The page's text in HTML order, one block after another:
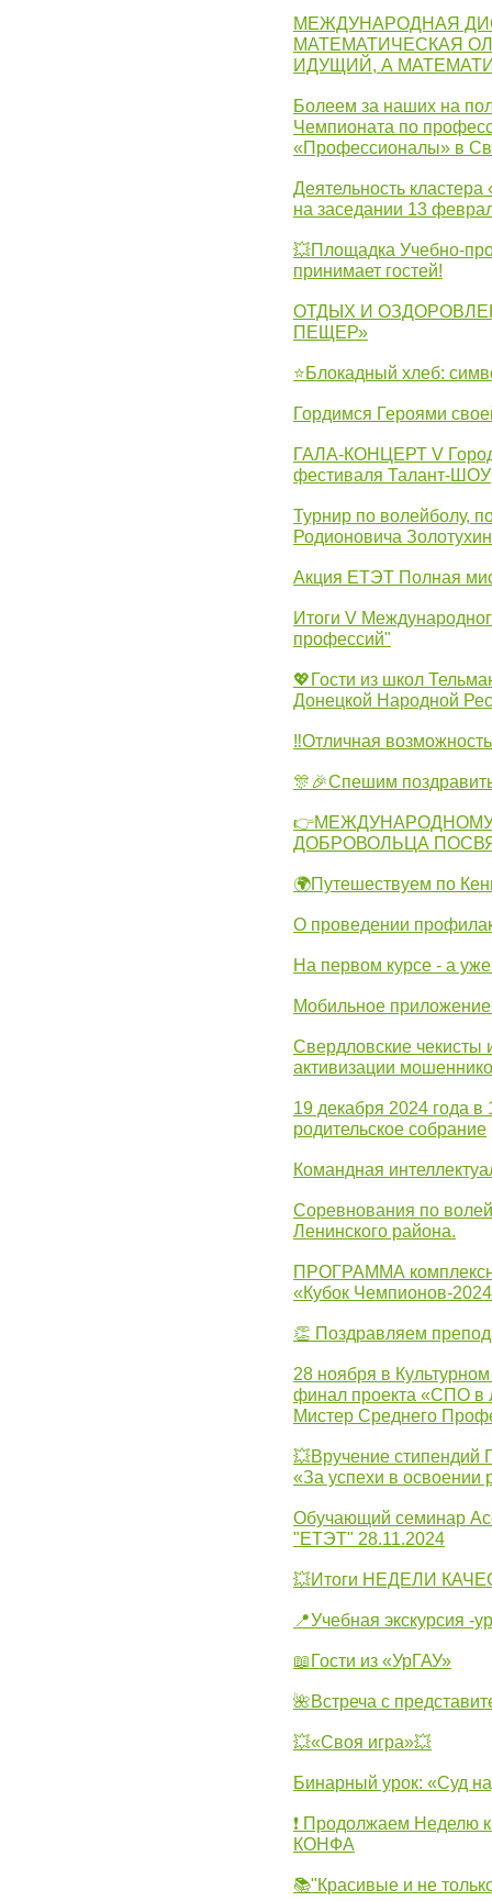
МЕЖДУНАРОДНАЯ
МАТЕМАТИЧЕСКАЯ
ИДУЩИЙ, А
Болеем за наших на
Чемпионата по
«Профессионалы» в
Деятельность
на заседании 13
💥Площадка Учебно-
принимает гостей!
ОТДЫХ И
ПЕЩЕР»
⭐Блокадный хлеб:
Гордимся Героями
ГАЛА-КОНЦЕРТ V
фестиваля Талант-ШОУ
Турнир по волейболу,
Родионовича
Акция ЕТЭТ Полная
Итоги V
профессий"
💖Гости из школ
Донецкой Народной
‼Отличная
🎊🎉Спешим
ДОБРОВОЛЬЦА
🌍Путешествуем по
О проведении
На первом курсе - а
Мобильное
Свердловские
активизации
19 декабря 2024 года
родительское собрание
Командная
Соревнования по
Ленинского района.
ПРОГРАММА
«Кубок Чемпионов-
👏 Поздравляем
28 ноября в
финал проекта «СПО в
Мистер Среднего
💥Вручение стипендий
«За успехи в освоении
Обучающий семинар
"ЕТЭТ" 28.11.2024
💥Итоги НЕДЕЛИ
📍Учебная экскурсия -
📖Гости из «УрГАУ»
🌺Встреча с
💥«Своя игра»💥
Бинарный урок: «Суд
❗ Продолжаем Неделю
КОНФА
📚"Красивые и не